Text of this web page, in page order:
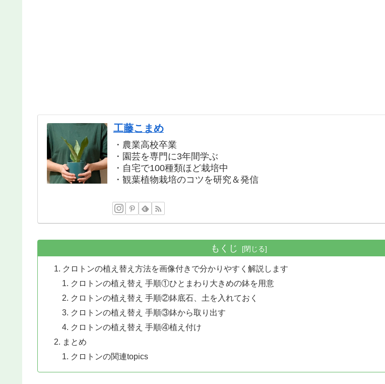
工藤こまめ
・農業高校卒業
・園芸を専門に3年間学ぶ
・自宅で100種類ほど栽培中
・観葉植物栽培のコツを研究＆発信
もくじ
クロトンの植え替え方法を画像付きで分かりやすく解説します
クロトンの植え替え 手順①ひとまわり大きめの鉢を用意
クロトンの植え替え 手順②鉢底石、土を入れておく
クロトンの植え替え 手順③鉢から取り出す
クロトンの植え替え 手順④植え付け
まとめ
クロトンの関連topics